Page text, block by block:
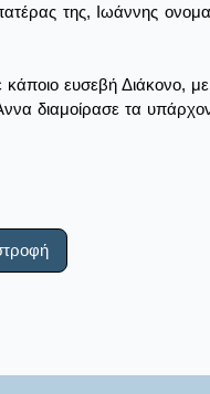
της, Ιωάννης
ευσεβή Διάκονο,
διαμοίρασε τα